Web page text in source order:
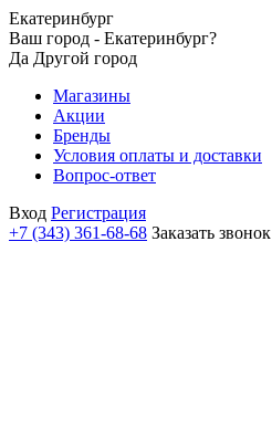
Екатеринбург
Ваш город - Екатеринбург?
Да Другой город
Магазины
Акции
Бренды
Условия оплаты и доставки
Вопрос-ответ
Вход Регистрация
+7 (343) 361-68-68 Заказать звонок